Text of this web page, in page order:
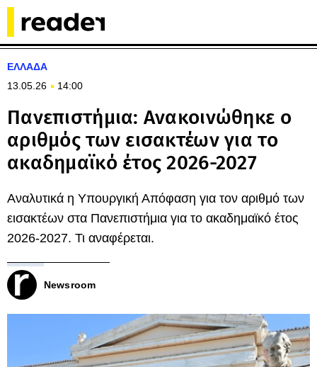
ΕΛΛΑΔΑ
13.05.26
14:00
Πανεπιστήμια: Ανακοινώθηκε ο
αριθμός των εισακτέων για το
ακαδημαϊκό έτος 2026-2027
Αναλυτικά η Υπουργική Απόφαση για τον αριθμό των
εισακτέων στα Πανεπιστήμια για το ακαδημαϊκό έτος
2026-2027. Τι αναφέρεται.
Newsroom